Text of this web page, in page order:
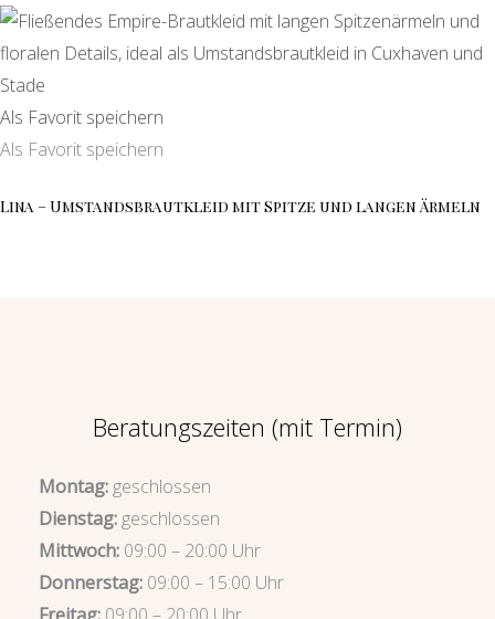
Als Favorit speichern
Als Favorit speichern
Lina – Umstandsbrautkleid mit Spitze und langen Ärmeln
Beratungszeiten (mit Termin)
Montag:geschlossen
Dienstag:geschlossen
Mittwoch: 09:00 – 20:00 Uhr
Donnerstag: 09:00 – 15:00 Uhr